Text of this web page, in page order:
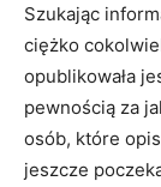
Szukając
ciężko
opublikowała
pewnością za
osób, które
jeszcze